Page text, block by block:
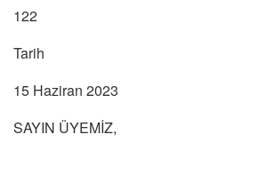
122
Tarih
15 Haziran 2023
SAYIN ÜYEMİZ,